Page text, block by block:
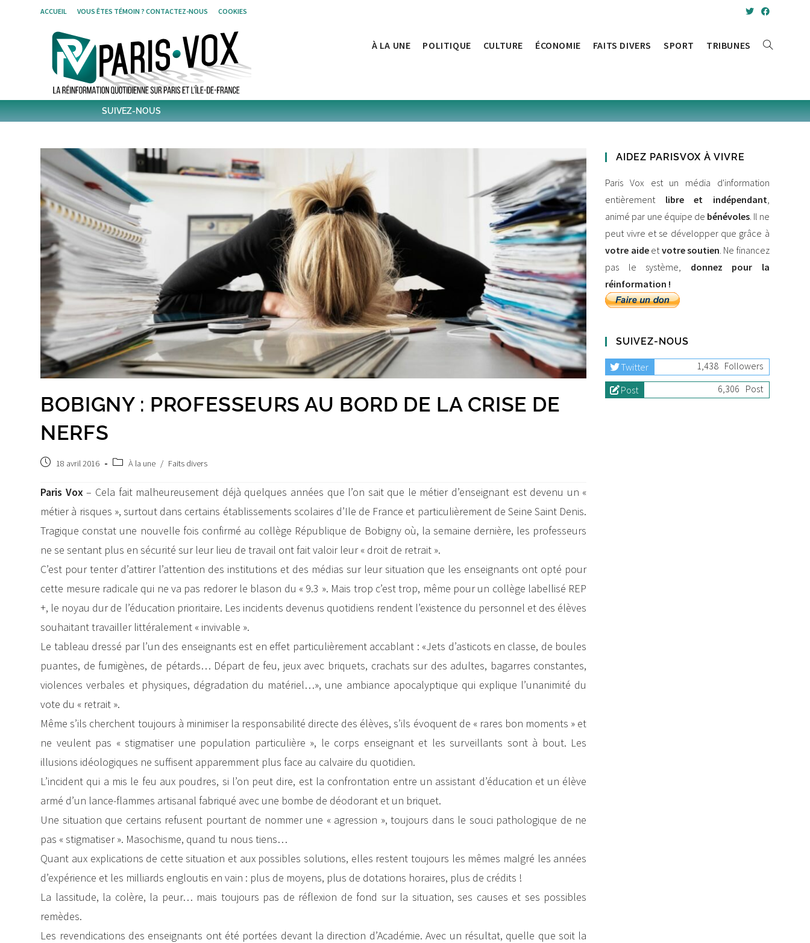
ACCUEIL VOUS ÊTES TÉMOIN ? CONTACTEZ-NOUS COOKIES
À LA UNE POLITIQUE CULTURE ÉCONOMIE FAITS DIVERS SPORT TRIBUNES
SUIVEZ-NOUS
Post
6,306 Post
BOBIGNY : PROFESSEURS AU BORD DE LA CRISE DE
NERFS
Post18 avril 2016
PostÀ la une / Faits divers
Paris Vox– Cela fait malheureusement déjà quelques années que l’on sait que le métier d’enseignant est devenu un «
métier à risques », surtout dans certains établissements scolaires d’Ile de France et particulièrement de Seine Saint Denis.
Tragique constat une nouvelle fois confirmé au collège République de Bobigny où, la semaine dernière, les professeurs
ne se sentant plus en sécurité sur leur lieu de travail ont fait valoir leur « droit de retrait ».
C’est pour tenter d’attirer l’attention des institutions et des médias sur leur situation que les enseignants ont opté pour
cette mesure radicale qui ne va pas redorer le blason du « 9.3 ». Mais trop c’est trop, même pour un collège labellisé REP
+, le noyau dur de l’éducation prioritaire. Les incidents devenus quotidiens rendent l’existence du personnel et des élèves
souhaitant travailler littéralement « invivable ».
Le tableau dressé par l’un des enseignants est en effet particulièrement accablant : «Jets d’asticots en classe, de boules
puantes, de fumigènes, de pétards… Départ de feu, jeux avec briquets, crachats sur des adultes, bagarres constantes,
violences verbales et physiques, dégradation du matériel…», une ambiance apocalyptique qui explique l’unanimité du
vote du « retrait ».
Même s’ils cherchent toujours à minimiser la responsabilité directe des élèves, s’ils évoquent de « rares bon moments » et
ne veulent pas « stigmatiser une population particulière », le corps enseignant et les surveillants sont à bout. Les
illusions idéologiques ne suffisent apparemment plus face au calvaire du quotidien.
L’incident qui a mis le feu aux poudres, si l’on peut dire, est la confrontation entre un assistant d’éducation et un élève
armé d’un lance-flammes artisanal fabriqué avec une bombe de déodorant et un briquet.
Une situation que certains refusent pourtant de nommer une « agression », toujours dans le souci pathologique de ne
pas « stigmatiser ». Masochisme, quand tu nous tiens…
Quant aux explications de cette situation et aux possibles solutions, elles restent toujours les mêmes malgré les années
d’expérience et les milliards engloutis en vain : plus de moyens, plus de dotations horaires, plus de crédits !
La lassitude, la colère, la peur… mais toujours pas de réflexion de fond sur la situation, ses causes et ses possibles
remèdes.
Les revendications des enseignants ont été portées devant la direction d’Académie. Avec un résultat, quelle que soit la
AIDEZ PARISVOX À VIVRE
Paris Vox est un média d'information
entièrement libre et indépendant,
animé par une équipe de bénévoles. Il ne
peut vivre et se développer que grâce à
votre aideetvotre soutien. Ne financez
pas le système, donnez pour la
réinformation !
SUIVEZ-NOUS
Twitter 1,438 Followers
Post
6,306 Post